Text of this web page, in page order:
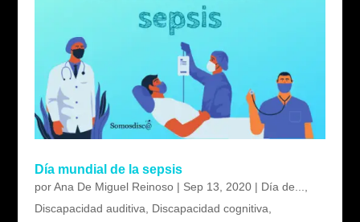
Día mundial de la sepsis
porAna De Miguel Reinoso| Sep 13, 2020| Día de...
Discapacidad auditiva
Discapacidad cognitiva